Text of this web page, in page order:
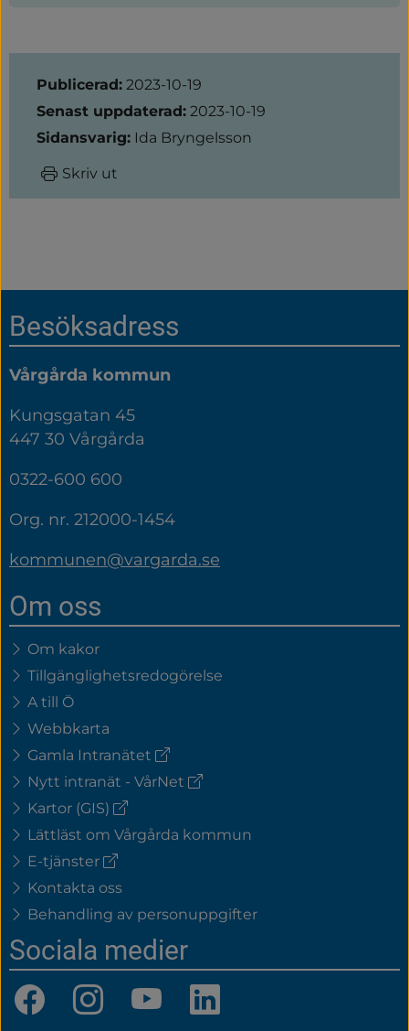
Sidinformation
Publicerad: 2023-10-19
Senast uppdaterad: 2023-10-19
Sidansvarig: Ida Bryngelsson
Skriv ut
Sidfot
Besöksadress
Vårgårda kommun
Kungsgatan 45
447 30 Vårgårda
0322-600 600
Org. nr. 212000-1454
kommunen@vargarda.se
Om oss
Om kakor
Tillgänglighetsredogörelse
A till Ö
Webbkarta
Gamla Intranätet (extern
länk)
Nytt intranät - VårNet (extern
Kartor (GIS) (extern
länk)
Lättläst om Vårgårda kommun
E-tjänster (extern
Kontakta oss
Behandling av personuppgifter
Sociala medier
FacebookInstagramYouTubeLinkedIn